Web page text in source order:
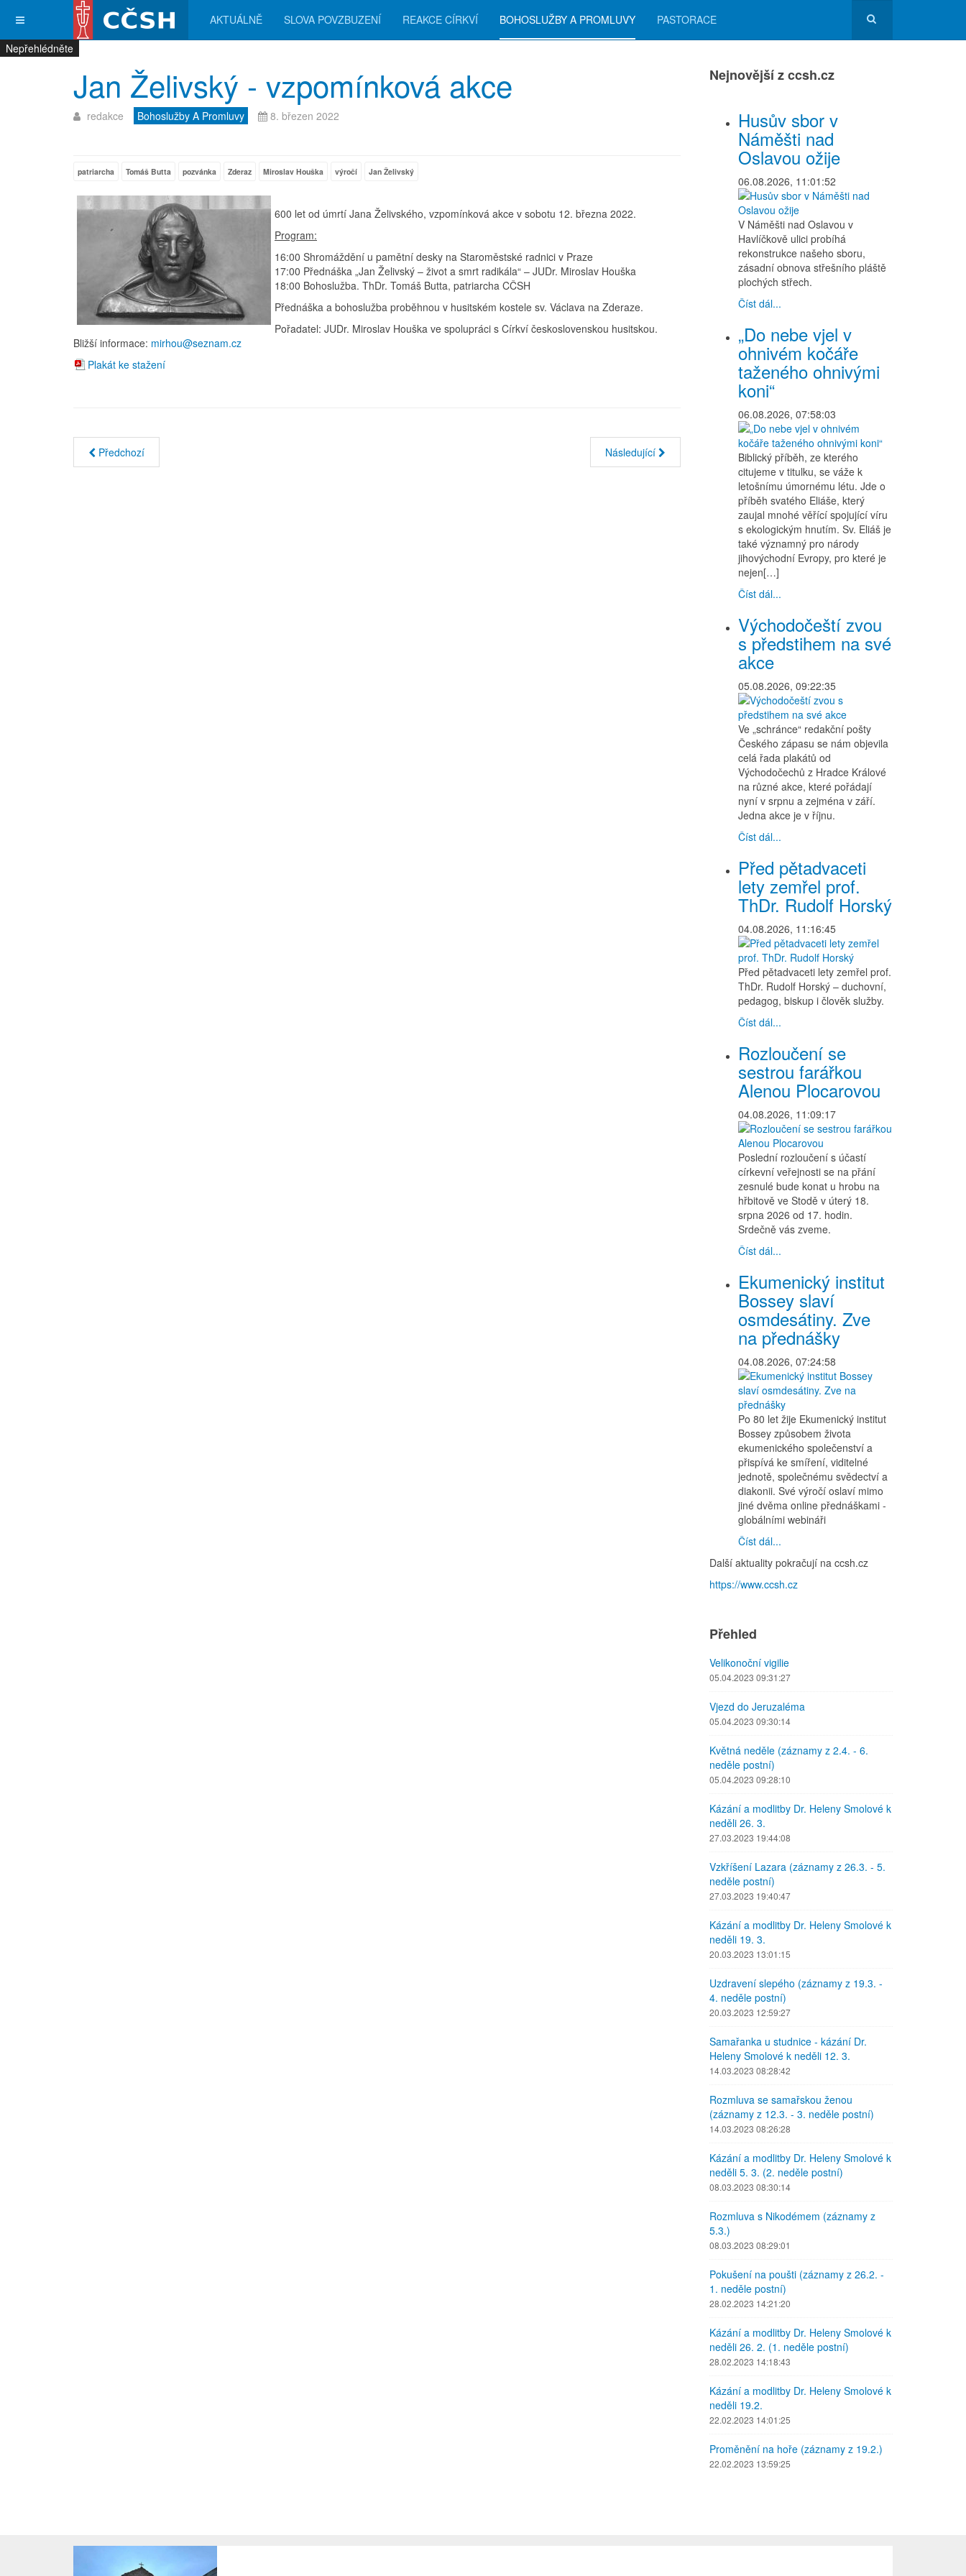
AKTUÁLNĚ SLOVA POVZBUZENÍ REAKCE CÍRKVÍ BOHOSLUŽBY A PROMLUVY PASTORACE
Jan Želivský - vzpomínková akce
redakce Bohoslužby A Promluvy 8. březen 2022
patriarcha Tomáš Butta pozvánka Zderaz Miroslav Houška výročí Jan Želivský
600 let od úmrtí Jana Želivského, vzpomínková akce v sobotu 12. března 2022.
Program:
16:00 Shromáždění u pamětní desky na Staroměstské radnici v Praze
17:00 Přednáška „Jan Želivský – život a smrt radikála“ – JUDr. Miroslav Houška
18:00 Bohoslužba. ThDr. Tomáš Butta, patriarcha CČSH
Přednáška a bohoslužba proběhnou v husitském kostele sv. Václava na Zderaze.
Pořadatel: JUDr. Miroslav Houška ve spolupráci s Církví československou husitskou.
Bližší informace: mirhou@seznam.cz
Plakát ke stažení
Předchozí Následující
Nejnovější z ccsh.cz
Husův sbor v
Náměšti nad
Oslavou ožije
06.08.2026, 11:01:52
V Náměšti nad Oslavou v
Havlíčkově ulici probíhá
rekonstrukce našeho sboru,
zásadní obnova střešního pláště
plochých střech.
Číst dál...
„Do nebe vjel v
ohnivém kočáře
taženého ohnivými
koni“
06.08.2026, 07:58:03
Biblický příběh, ze kterého
citujeme v titulku, se váže k
letošnímu úmornému létu. Jde o
příběh svatého Eliáše, který
zaujal mnohé věřící spojující víru
s ekologickým hnutím. Sv. Eliáš je
také významný pro národy
jihovýchodní Evropy, pro které je
nejen[…]
Číst dál...
Východočeští zvou
s předstihem na své
akce
05.08.2026, 09:22:35
Ve „schránce“ redakční pošty
Českého zápasu se nám objevila
celá řada plakátů od
Východočechů z Hradce Králové
na různé akce, které pořádají
nyní v srpnu a zejména v září.
Jedna akce je v říjnu.
Číst dál...
Před pětadvaceti
lety zemřel prof.
ThDr. Rudolf Horský
04.08.2026, 11:16:45
Před pětadvaceti lety zemřel prof.
ThDr. Rudolf Horský – duchovní,
pedagog, biskup i člověk služby.
Číst dál...
Rozloučení se
sestrou farářkou
Alenou Plocarovou
04.08.2026, 11:09:17
Poslední rozloučení s účastí
církevní veřejnosti se na přání
zesnulé bude konat u hrobu na
hřbitově ve Stodě v úterý 18.
srpna 2026 od 17. hodin.
Srdečně vás zveme.
Číst dál...
Ekumenický institut
Bossey slaví
osmdesátiny. Zve
na přednášky
04.08.2026, 07:24:58
Po 80 let žije Ekumenický institut
Bossey způsobem života
ekumenického společenství a
přispívá ke smíření, viditelné
jednotě, společnému svědectví a
diakonii. Své výročí oslaví mimo
jiné dvěma online přednáškami -
globálními webináři
Číst dál...
Další aktuality pokračují na ccsh.cz
https://www.ccsh.cz
Přehled
Velikonoční vigilie
05.04.2023 09:31:27
Vjezd do Jeruzaléma
05.04.2023 09:30:14
Květná neděle (záznamy z 2.4. - 6.
neděle postní)
05.04.2023 09:28:10
Kázání a modlitby Dr. Heleny Smolové k
neděli 26. 3.
27.03.2023 19:44:08
Vzkříšení Lazara (záznamy z 26.3. - 5.
neděle postní)
27.03.2023 19:40:47
Kázání a modlitby Dr. Heleny Smolové k
neděli 19. 3.
20.03.2023 13:01:15
Uzdravení slepého (záznamy z 19.3. -
4. neděle postní)
20.03.2023 12:59:27
Samařanka u studnice - kázání Dr.
Heleny Smolové k neděli 12. 3.
14.03.2023 08:28:42
Rozmluva se samařskou ženou
(záznamy z 12.3. - 3. neděle postní)
14.03.2023 08:26:28
Kázání a modlitby Dr. Heleny Smolové k
neděli 5. 3. (2. neděle postní)
08.03.2023 08:30:14
Rozmluva s Nikodémem (záznamy z
5.3.)
08.03.2023 08:29:01
Pokušení na poušti (záznamy z 26.2. -
1. neděle postní)
28.02.2023 14:21:20
Kázání a modlitby Dr. Heleny Smolové k
neděli 26. 2. (1. neděle postní)
28.02.2023 14:18:43
Kázání a modlitby Dr. Heleny Smolové k
neděli 19.2.
22.02.2023 14:01:25
Proměnění na hoře (záznamy z 19.2.)
22.02.2023 13:59:25
Nepřehlédněte
Nepřehlédněte
Nepřehlédněte
Nepřehlédněte